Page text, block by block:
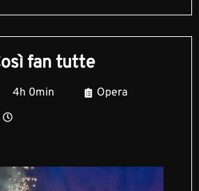
fan tutte
4h 0min Opera